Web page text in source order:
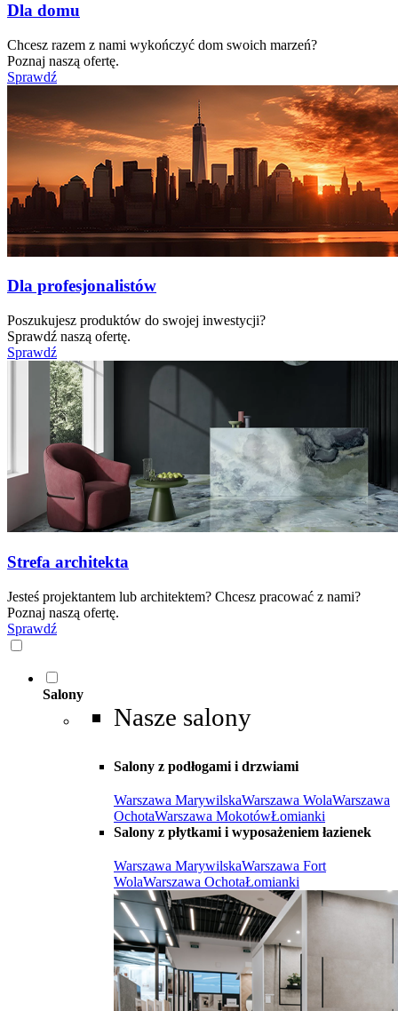
Dla domu
Chcesz razem z nami wykończyć dom swoich marzeń?
Poznaj naszą ofertę.
Sprawdź
Dla profesjonalistów
Poszukujesz produktów do swojej inwestycji?
Sprawdź naszą ofertę.
Sprawdź
Strefa architekta
Jesteś projektantem lub architektem? Chcesz pracować z nami?
Poznaj naszą ofertę.
Sprawdź
Salony
Nasze salony
Salony z podłogami i drzwiami
Warszawa MarywilskaWarszawa WolaWarszawa
OchotaWarszawa MokotówŁomianki
Salony z płytkami i wyposażeniem łazienek
Warszawa MarywilskaWarszawa Fort
WolaWarszawa OchotaŁomianki